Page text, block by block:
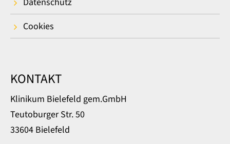
Cookies
KONTAKT
Klinikum Bielefeld gem.GmbH
Teutoburger Str. 50
33604 Bielefeld